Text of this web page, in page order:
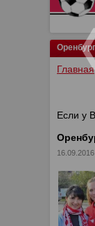
Главная
Если у
16.09.2016